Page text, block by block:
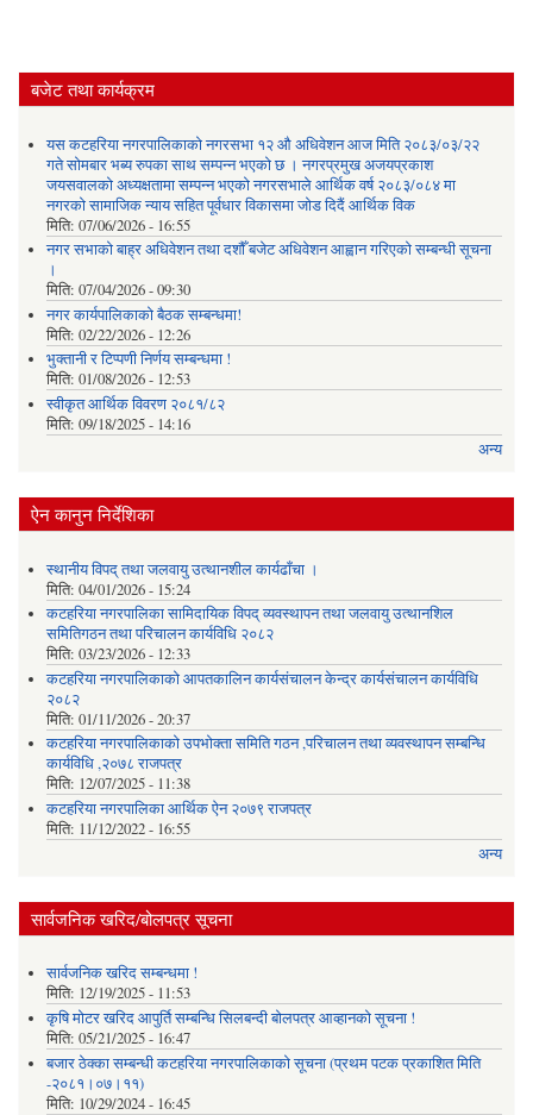
बजेट तथा कार्यक्रम
यस कटहरिया नगरपालिकाको नगरसभा १२ औ अधिवेशन आज मिति २०८३/०३/२२
गते सोमबार भब्य रुपका साथ सम्पन्न भएको छ । नगरप्रमुख अजयप्रकाश
जयसवालको अध्यक्षतामा सम्पन्न भएको नगरसभाले आर्थिक वर्ष २०८३/०८४ मा
नगरको सामाजिक न्याय सहित पूर्वधार विकासमा जोड दिदैं आर्थिक विक
मिति: 07/06/2026 - 16:55
नगर सभाको बाह्र अधिवेशन तथा दशौँ बजेट अधिवेशन आह्वान गरिएको सम्बन्धी सूचना
।
मिति: 07/04/2026 - 09:30
नगर कार्यपालिकाको बैठक सम्बन्धमा!
मिति: 02/22/2026 - 12:26
भुक्तानी र टिप्पणी निर्णय सम्बन्धमा !
मिति: 01/08/2026 - 12:53
स्वीकृत आर्थिक विवरण २०८१/८२
मिति: 09/18/2025 - 14:16
अन्य
ऐन कानुन निर्देशिका
स्थानीय विपद् तथा जलवायु उत्थानशील कार्यढाँचा ।
मिति: 04/01/2026 - 15:24
कटहरिया नगरपालिका सामिदायिक विपद् व्यवस्थापन तथा जलवायु उत्थानशिल
समितिगठन तथा परिचालन कार्यविधि २०८२
मिति: 03/23/2026 - 12:33
कटहरिया नगरपालिकाको आपतकालिन कार्यसंचालन केन्द्र कार्यसंचालन कार्यविधि
२०८२
मिति: 01/11/2026 - 20:37
कटहरिया नगरपालिकाको उपभोक्ता समिति गठन ,परिचालन तथा व्यवस्थापन सम्बन्धि
कार्यविधि ,२०७८ राजपत्र
मिति: 12/07/2025 - 11:38
कटहरिया नगरपालिका आर्थिक ऐन २०७९ राजपत्र
मिति: 11/12/2022 - 16:55
अन्य
सार्वजनिक खरिद/बोलपत्र सूचना
सार्वजनिक खरिद सम्बन्धमा !
मिति: 12/19/2025 - 11:53
कृषि मोटर खरिद आपुर्ति सम्बन्धि सिलबन्दी बोलपत्र आव्हानको सूचना !
मिति: 05/21/2025 - 16:47
बजार ठेक्का सम्बन्धी कटहरिया नगरपालिकाको सूचना (प्रथम पटक प्रकाशित मिति
-२०८१।०७।११)
मिति: 10/29/2024 - 16:45